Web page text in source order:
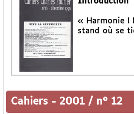
« Harmonie !
stand où se
Cahiers - 2001 / n° 12